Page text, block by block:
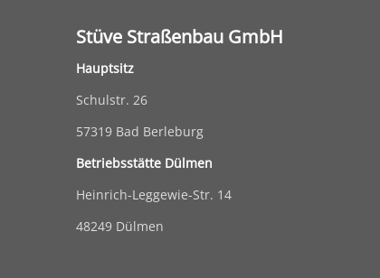
Stüve Straßenbau GmbH
Hauptsitz
Schulstr. 26
57319 Bad Berleburg
Betriebsstätte Dülmen
Heinrich-Leggewie-Str. 14
48249 Dülmen